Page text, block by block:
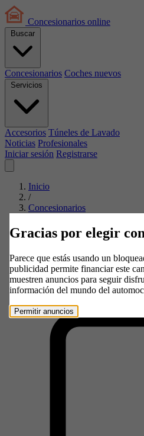
Concesionarios online
Buscar
Concesionarios Coches nuevos
Servicios
Accesorios Túneles de Lavado
Noticias Profesionales
Iniciar sesión Registrarse
Inicio
/
Concesionarios
SEAT
/
/
VARELA MOTOR SEAT
Gracias por elegir
Parece que estás usando un
publicidad permite financiar este
muestren anuncios para seguir
información del mundo del
Permitir anuncios